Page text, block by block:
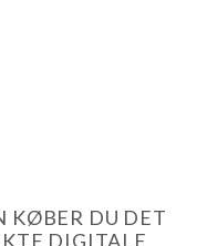
KØBER DU DET
DIGITALE